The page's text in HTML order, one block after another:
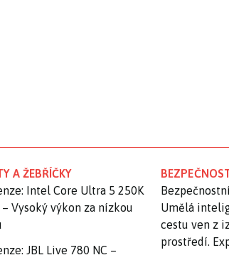
A ŽEBŘÍČKY
Intel Core Ultra 5 250K
– Vysoký výkon za nízkou
JBL Live 780 NC –
Umělá
cestu ven z
prostředí.